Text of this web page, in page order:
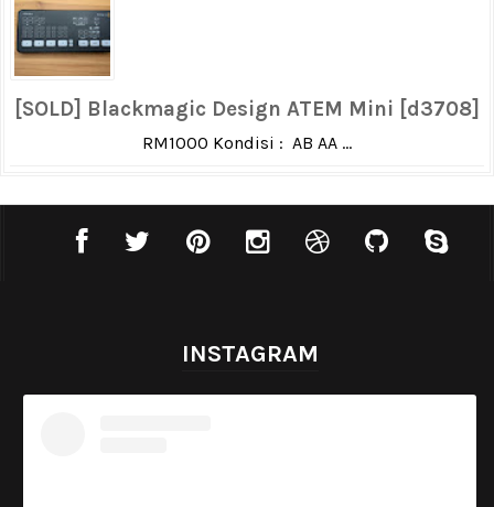
[SOLD] Blackmagic Design ATEM Mini [d3708]
RM1000 Kondisi : AB AA ...
INSTAGRAM